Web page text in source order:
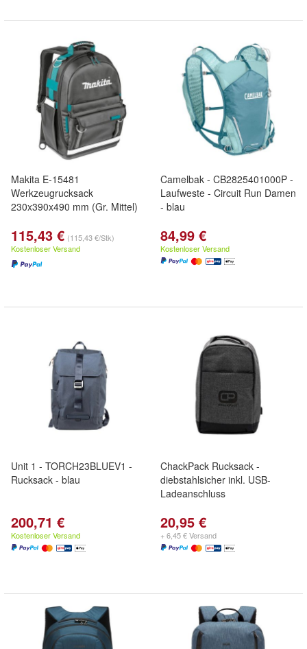
Makita E-15481
Werkzeugrucksack
230x390x490 mm (Gr. Mittel)
115,43 € (115,43 €/Stk)
Kostenloser Versand
Camelbak - CB2825401000P -
Laufweste - Circuit Run Damen
- blau
84,99 €
Kostenloser Versand
Unit 1 - TORCH23BLUEV1 -
Rucksack - blau
200,71 €
Kostenloser Versand
ChackPack Rucksack -
diebstahlsicher inkl. USB-
Ladeanschluss
20,95 €
+ 6,45 € Versand